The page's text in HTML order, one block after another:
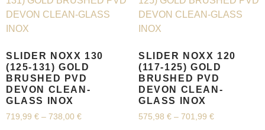
SLIDER NOXX 130
(125-131) GOLD
BRUSHED PVD
DEVON CLEAN-
GLASS INOX
719,99 € – 738,00 €
SLIDER NOXX 120
(117-125) GOLD
BRUSHED PVD
DEVON CLEAN-
GLASS INOX
575,98 € – 701,99 €